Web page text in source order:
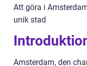
Att göra i
unik stad
Amsterdam, den